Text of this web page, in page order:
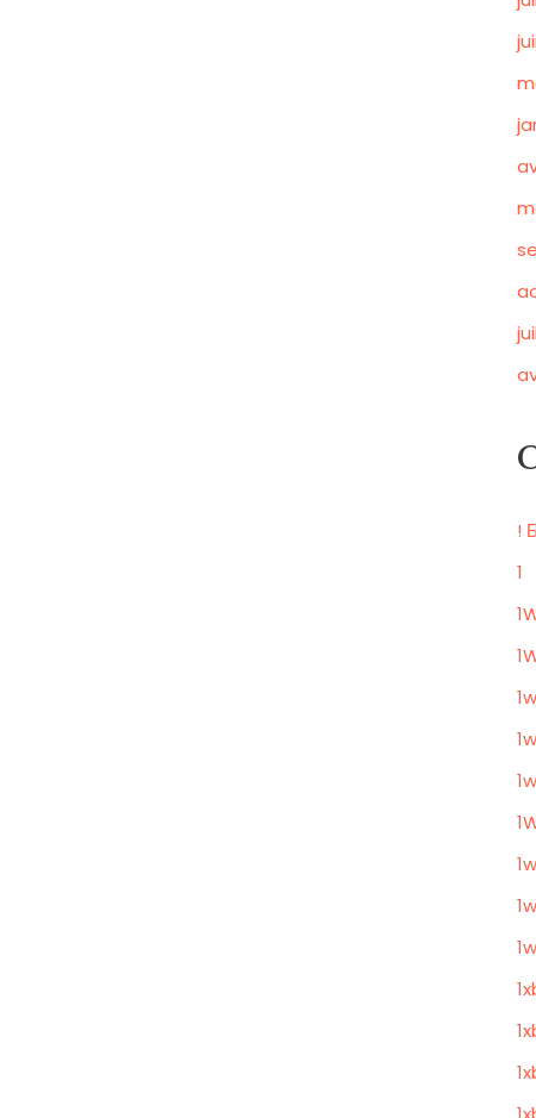
!
1